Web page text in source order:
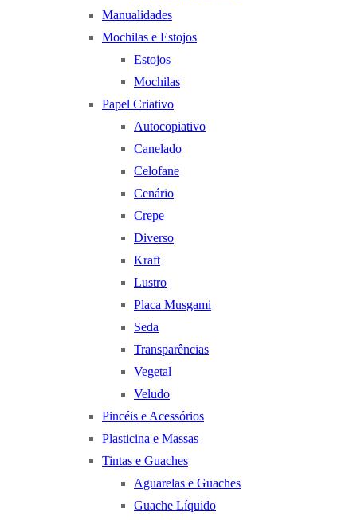
Manualidades
Mochilas e Estojos
Estojos
Mochilas
Papel Criativo
Autocopiativo
Canelado
Celofane
Cenário
Crepe
Diverso
Kraft
Lustro
Placa Musgami
Seda
Transparências
Vegetal
Veludo
Pincéis e Acessórios
Plasticina e Massas
Tintas e Guaches
Aguarelas e Guaches
Guache Líquido